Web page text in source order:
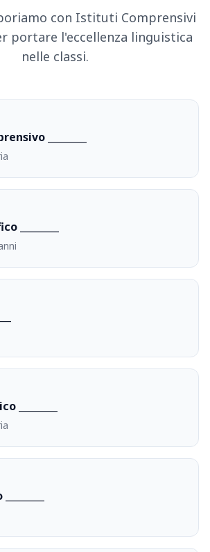
con Istituti Comprensivi
portare l'eccellenza linguistica
nelle classi.
________
________